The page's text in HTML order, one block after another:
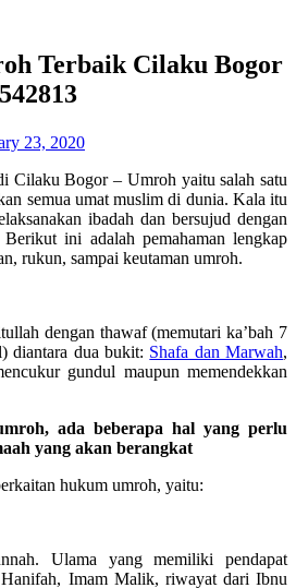
Terbaik Cilaku Bogor
23, 2020
Cilaku Bogor – Umroh yaitu salah satu
semua umat muslim di dunia. Kala itu
ibadah dan bersujud dengan
ini adalah pemahaman lengkap
rukun, sampai keutaman umroh.
dengan thawaf (memutari ka’bah 7
diantara dua bukit: Shafa dan Marwah,
gundul maupun memendekkan
ada beberapa hal yang perlu
yang akan berangkat
hukum umroh, yaitu:
Ulama yang memiliki pendapat
Imam Malik, riwayat dari Ibnu